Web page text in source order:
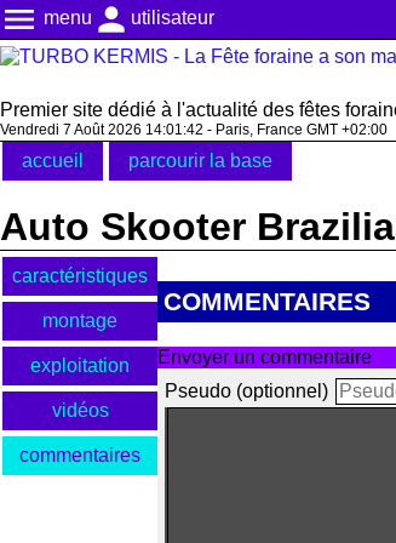
menu menu person utilisateur
Premier site dédié à l'actualité des fêtes
Vendredi 7 Août 2026 14:01:42 - Paris, France GMT +02:00
accueil parcourir la base
Auto Skooter
caractéristiques
montage
exploitation
vidéos
commentaires
COMMENTAIRES
Envoyer un commentaire
Pseudo (optionnel)